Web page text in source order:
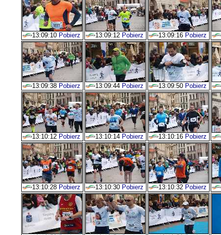
13:09:10 Pobierz 13:09:12 Pobierz 13:09:16 Pobierz
13:09:38 Pobierz 13:09:44 Pobierz 13:09:50 Pobierz
13:10:12 Pobierz 13:10:14 Pobierz 13:10:16 Pobierz
13:10:28 Pobierz 13:10:30 Pobierz 13:10:32 Pobierz